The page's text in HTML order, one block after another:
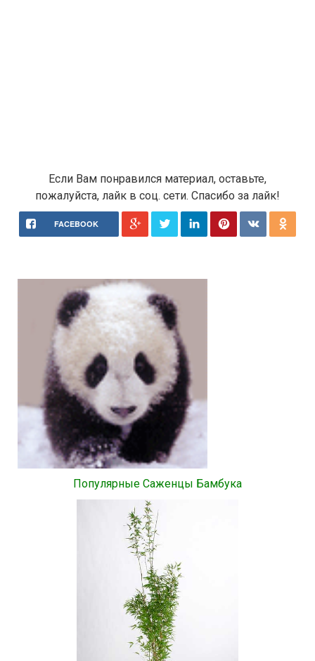
Если Вам понравился материал, оставьте,
пожалуйста, лайк в соц. сети. Спасибо за лайк!
FACEBOOK
Популярные Саженцы Бамбука